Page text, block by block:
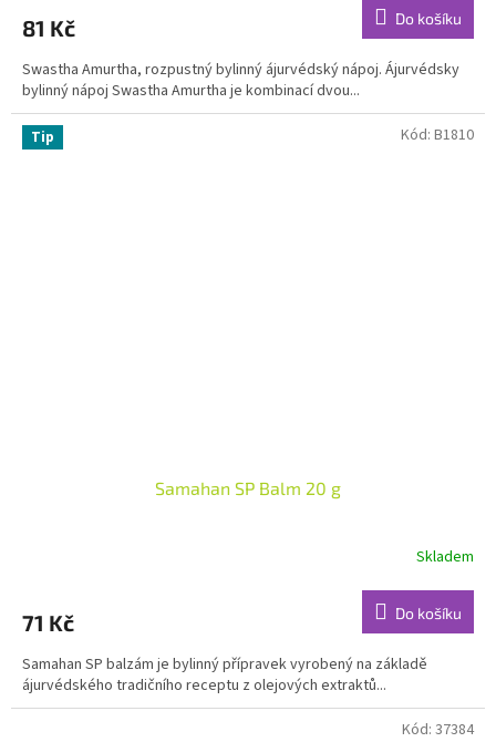
je
z
5
hvězdiček.
81 Kč Do košíku
Swastha Amurtha, rozpustný bylinný ájurvédský nápoj. Ájurvédsky
bylinný nápoj Swastha Amurtha je kombinací dvou...
Tip
Samahan SP Balm 20 g
je
z
5
hvězdiček.
Skladem
71 Kč Do košíku
Samahan SP balzám je bylinný přípravek vyrobený na základě
ájurvédského tradičního receptu z olejových extraktů...
Kód: B1810
Kód: 37384